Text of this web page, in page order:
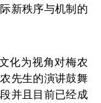
新秩序与机制的
化为视角对梅农
先生的演讲鼓舞
并且目前已经成